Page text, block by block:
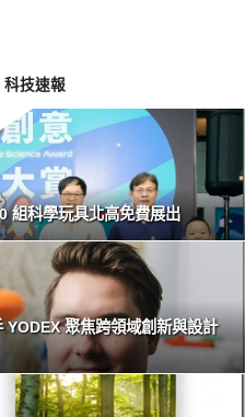
科技速報
組科學玩具北高免費展出
聚焦跨領域創新與設計